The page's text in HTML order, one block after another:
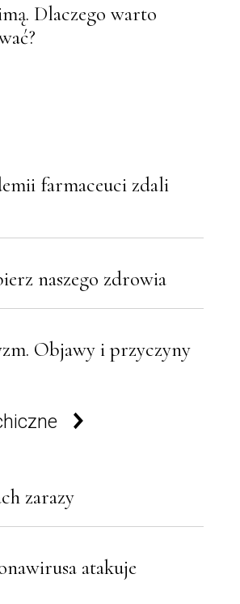
Dlaczego warto
farmaceuci zdali
naszego zdrowia
Objawy i przyczyny
zarazy
atakuje